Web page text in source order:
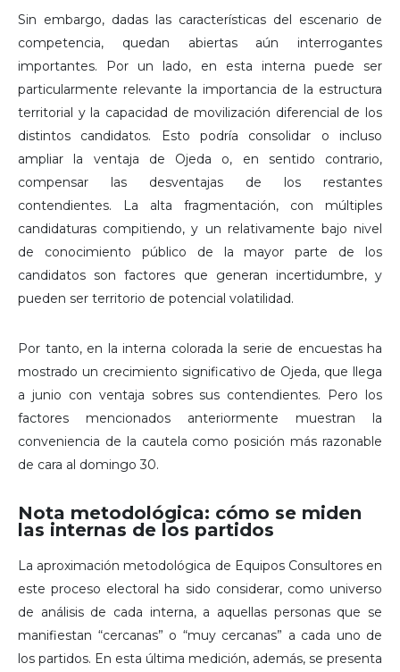
Sin embargo, dadas las características del escenario de
competencia, quedan abiertas aún interrogantes
importantes. Por un lado, en esta interna puede ser
particularmente relevante la importancia de la estructura
territorial y la capacidad de movilización diferencial de los
distintos candidatos. Esto podría consolidar o incluso
ampliar la ventaja de Ojeda o, en sentido contrario,
compensar las desventajas de los restantes
contendientes. La alta fragmentación, con múltiples
candidaturas compitiendo, y un relativamente bajo nivel
de conocimiento público de la mayor parte de los
candidatos son factores que generan incertidumbre, y
pueden ser territorio de potencial volatilidad.
Por tanto, en la interna colorada la serie de encuestas ha
mostrado un crecimiento significativo de Ojeda, que llega
a junio con ventaja sobres sus contendientes. Pero los
factores mencionados anteriormente muestran la
conveniencia de la cautela como posición más razonable
de cara al domingo 30.
Nota metodológica: cómo se miden
las internas de los partidos
La aproximación metodológica de Equipos Consultores en
este proceso electoral ha sido considerar, como universo
de análisis de cada interna, a aquellas personas que se
manifiestan “cercanas” o “muy cercanas” a cada uno de
los partidos. En esta última medición, además, se presenta